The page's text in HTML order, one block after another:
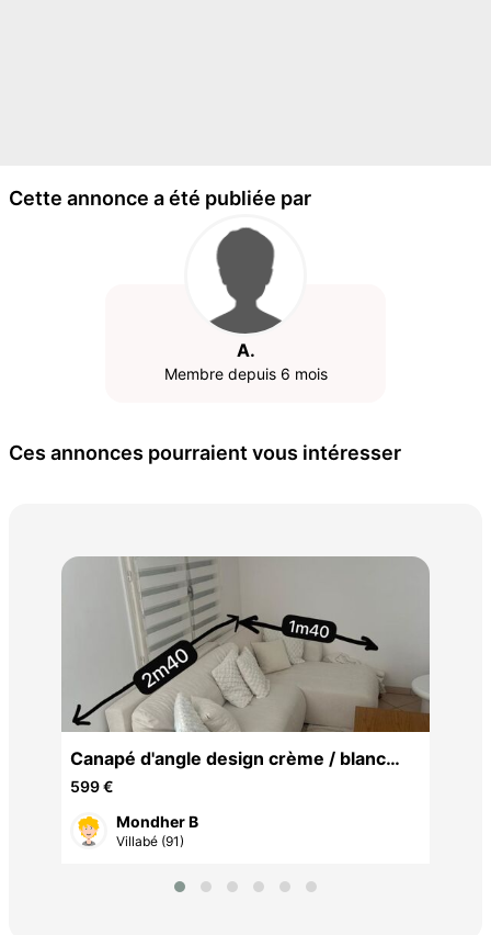
Cette annonce a été publiée par
A.
Membre depuis 6 mois
Ces annonces pourraient vous intéresser
Canapé d'angle design crème / blanc
très bon état
599 €
Mondher B
Villabé (91)